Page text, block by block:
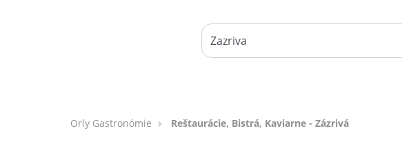
Orly Gastronómie Reštaurácie, Bistrá, Kaviarne - Zázrivá